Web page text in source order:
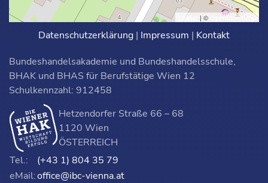
Leaflet | © OpenStreetMap
Datenschutzerklärung | Impressum | Kontakt
Bundeshandelsakademie und Bundeshandelsschule,
BHAK und BHAS für Berufstätige Wien 12
Schulkennzahl: 912458
Hetzendorfer Straße 66 – 68
1120 Wien
ÖSTERREICH
Tel.:
(+43 1) 804 35 79
eMail:office@ibc-vienna.at